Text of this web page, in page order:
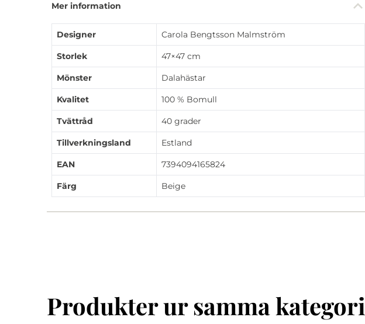
Mer information
Designer Carola Bengtsson Malmström
Storlek 47×47 cm
Mönster Dalahästar
Kvalitet 100 % Bomull
Tvättråd 40 grader
Tillverkningsland Estland
EAN 7394094165824
Färg Beige
Produkter ur samma kategori